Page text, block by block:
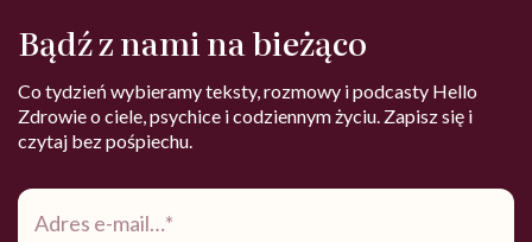
Bądź z nami na bieżąco
Co tydzień wybieramy teksty, rozmowy i podcasty Hello
Zdrowie o ciele, psychice i codziennym życiu. Zapisz się i
czytaj bez pośpiechu.
Adres
mail*